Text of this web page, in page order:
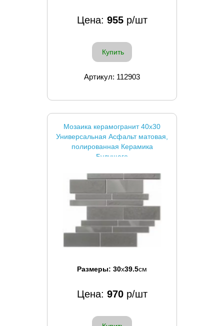
Цена: 955р/шт
Купить
Артикул: 112903
Мозаика керамогранит 40x30
Универсальная Асфальт матовая,
полированная Керамика
Будущего
Размеры: 30x39.5см
Цена: 970р/шт